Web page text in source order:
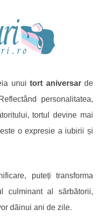
unui tort aniversarde
personalitatea,
tortul devine mai
o expresie a iubirii și
puteți transforma
culminant al sărbătorii,
dăinui ani de zile.